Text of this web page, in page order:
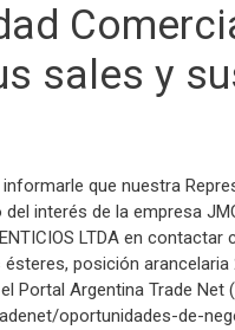
sales y
que nuestra
interés de la empresa
LTDA en
posición
Portal Argentina Trade Net (
oportunidades-de-